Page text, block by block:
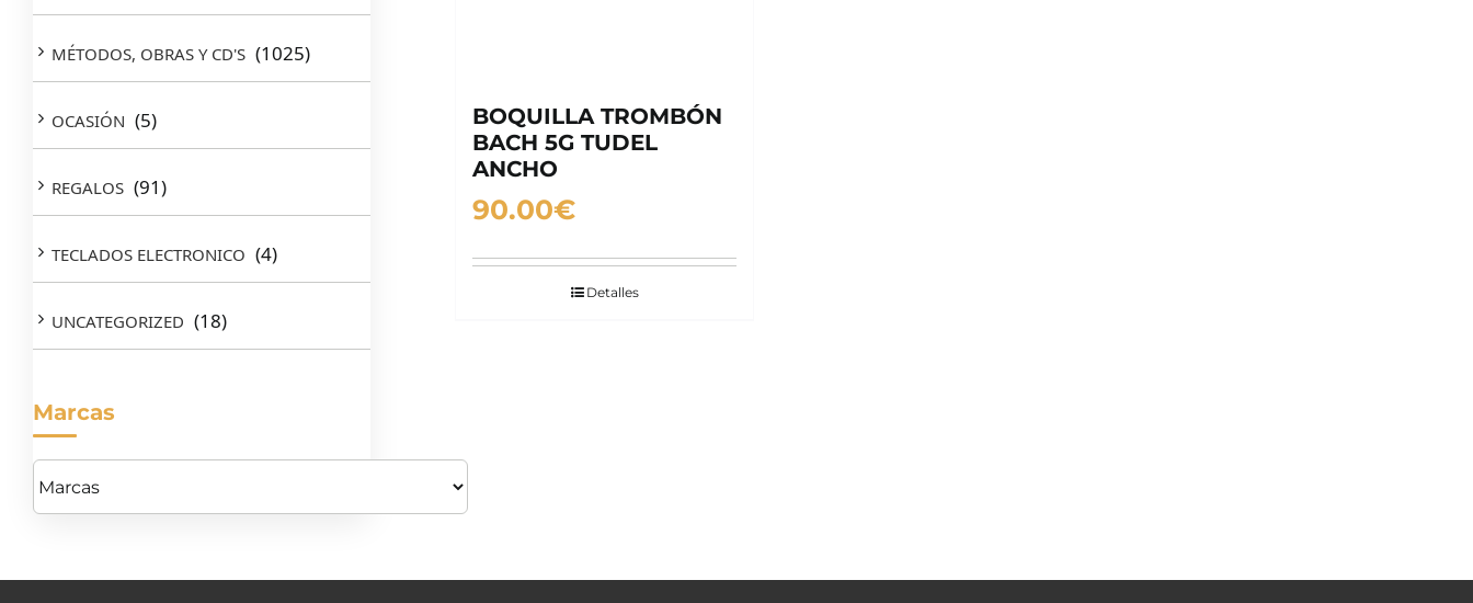
BOQUILLA TROMBÓN
BACH 5G TUDEL
ANCHO
90.00€
Detalles
MÉTODOS, OBRAS Y CD'S (1025)
OCASIÓN (5)
REGALOS (91)
TECLADOS ELECTRONICO (4)
UNCATEGORIZED (18)
Marcas